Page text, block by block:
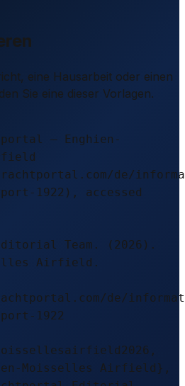
eine Hausarbeit oder einen
Sie eine dieser Vorlagen.
– Enghien-
de/
1922), accessed
Team. (2026).
Airfield.
de/
1922
Moisselles Airfield},